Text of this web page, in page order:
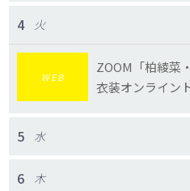
4 火
WEB
ZOOM「柏綾菜
衣装オンライン
5 水
6 木